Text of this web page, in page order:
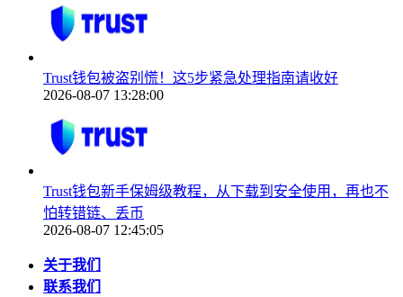
Trust钱包被盗别慌！这5步紧急处理指南请收好
2026-08-07 13:28:00
Trust钱包新手保姆级教程，从下载到安全使用，再也不
怕转错链、丢币
2026-08-07 12:45:05
关于我们
联系我们